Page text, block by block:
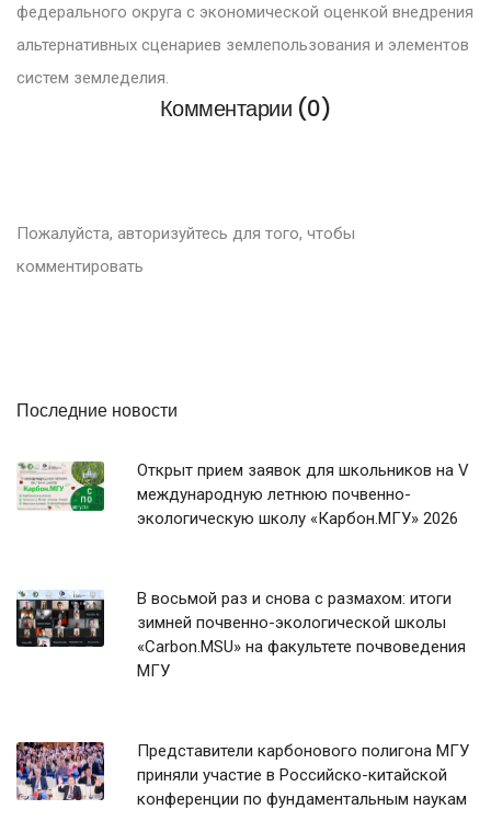
федерального округа с экономической оценкой внедрения
альтернативных сценариев землепользования и элементов
систем земледелия.
Комментарии (0)
Пожалуйста, авторизуйтесь для того, чтобы
комментировать
Последние новости
Открыт прием заявок для школьников на V
международную летнюю почвенно-
экологическую школу «Карбон.МГУ» 2026
В восьмой раз и снова с размахом: итоги
зимней почвенно-экологической школы
«Carbon.MSU» на факультете почвоведения
МГУ
Представители карбонового полигона МГУ
приняли участие в Российско-китайской
конференции по фундаментальным наукам